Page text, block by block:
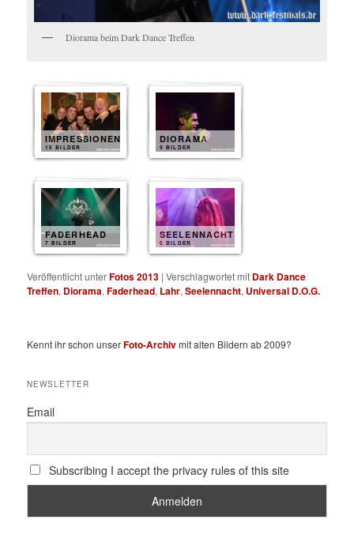
Diorama beim Dark Dance Treffen
IMPRESSIONEN
15 BILDER
DIORAMA
9 BILDER
FADERHEAD
7 BILDER
SEELENNACHT
5 BILDER
Veröffentlicht unterFotos 2013 |Verschlagwortet mit Dark Dance
Treffen, Diorama,Faderhead, Lahr,Seelennacht, Universal D.O.G.
Kennt ihr schon unserFoto-Archivmit alten Bildern ab 2009?
NEWSLETTER
Email
Subscribing I accept the privacy rules of this site